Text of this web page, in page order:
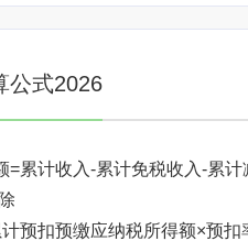
公式2026
=累计收入-累计免税收入-累
预扣预缴应纳税所得额×预